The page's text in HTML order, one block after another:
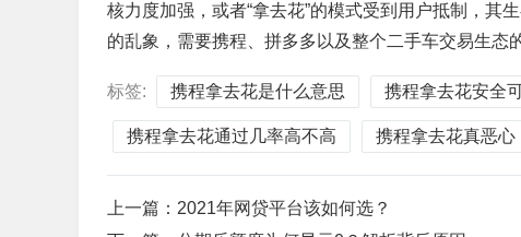
核力度加强，或者“拿去花”的模式受到用户抵制，其
的乱象，需要携程、拼多多以及整个二手车交易生态
标签: 携程拿去花是什么意思 携程拿去花安全
携程拿去花通过几率高不高 携程拿去花真恶心
上一篇： 2021年网贷平台该如何选？